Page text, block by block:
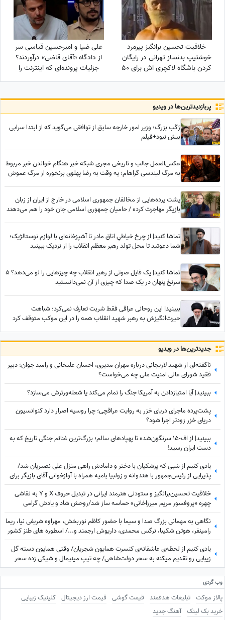
گریه‌هایم💔
خلاقیت تحسین برانگیز پیرمرد
خوشتیپ بدنساز تهرانی در رایگان
کردن باشگاه لاکچری اش برای 50
سال به بالا حماسه آفرید +فیلم/
خودت یک پا هادی چوپان هستی
علی ضیا و امیرحسین قیاسی سر
از دادگاه «آقای قاضی» درآوردند؟
جزئیات پرونده‌ای که اینترنت را
ترکاند!
پربازدید‌ترین‌ها در ویدیو
رَکَب بزرگ؛ وزیر امور خارجه سابق از توافقی می‌گوید که از ابتدا سرابی
بیش نبود+فیلم
عکس‌العمل جالب و تاریخی مجری شبکه خبر هنگام خواندن خبر مربوط
به مرگ لیندسی گراهام؛ یه وقت به رضا پهلوی برنخوره از مرگ عموش
پشت پرده‌هایی از مخالفان جمهوری اسلامی در خارج از ایران از زبان
بازیگر مهاجرت کرده / حامیان جمهوری اسلامی جان خود را هم می‌دهند
تماشا کنید| از چرخ خیاطیِ اتاق مادر تا آشپزخانه‌ای با لوازم نوستالژیک؛
شما دعوتید تا محل تولد رهبر معظم انقلاب را از نزدیک ببینید
تماشا کنید| یک فایل صوتی از رهبر انقلاب چه چیزهایی را لو می‌دهد؟ 5
سرنخ پنهان در یک صدا که چیزی از آن نمی‌دانستید
ببینید| این روحانی عراقی فقط شربت تعارف نمی‌کرد؛ شباهت
حیرت‌انگیزش به رهبر شهید انقلاب همه را در این موکب متوقف کرد
جدید‌ترین‌ها در ویدیو
ناگفته‌ای از شهید لاریجانی درباره مهران مدیری، احسان علیخانی و رامبد جوان؛ دبیر
فقید شورای عالی امنیت ملی چه می‌خواست؟
ببینید| آیا امتیازدادن به آمریکا جنگ را تمام می‌کند یا شعله‌ورترش می‌سازد؟
پشت‌پرده ماجرای دریای خزر به روایت عراقچی؛ چرا روسیه اصرار دارد کنوانسیون
دریای خزر زودتر اجرا شود؟
ببینید| از اف-15 سرنگون‌شده تا پهپادهای سالم؛ بزرگ‌ترین غنائم جنگی تاریخ که به
دست ایران رسید!
یادی کنیم از شبی که پزشکیان با دختر و دامادش راهی منزل علی نصیریان شد/
پذیرایی از رئیس‌جمهور با هندوانه و زولبیا بامیه همراه با آوازخوانی آقای بازیگر برای
دکتر پزشکیان+ویدیو
خلاقیت تحسین‌برانگیز و ستودنی هنرمند ایرانی در تبدیل حروف X و Y به نقاشی
چهره «پروفسور مریم میرزاخانی» حماسه ساز شد/روحش شاد و یادش گرامی
نگاهی به مهمانی بزرگ صدا و سیما با حضور کاظم نوربخش، مهراوه شریفی نیا، ریما
رامینفر، هوتن شکیبا، نرگس محمدی، داریوش ارجمند و.../ اسطوره های طنز کشور
در یک قاب
یادی کنیم از لحظه‌ی عاشقانه‌ی کنسرت همایون شجریان/ وقتی همایون دسته گل
زیبایی رو تقدیم میکنه به سحر دولت‌شاهی/ چه تیپ مینیمال و شیکی زده سحر
خانم!
وب گردی
پالاز موکت تبلیغات هدفمند قیمت گوشی قیمت ارز دیجیتال کلینیک زیبایی
خرید بک لینک آهنگ جدید